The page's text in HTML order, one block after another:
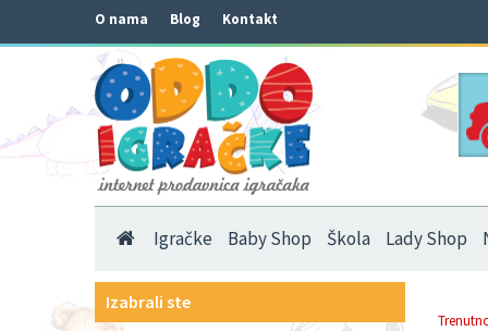
O nama Blog Kontakt
Igračke Baby Shop Škola Lady Shop
Izabrali ste